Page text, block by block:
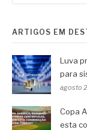
ARTIGOS EM
Luva
para
agosto
Copa
esta